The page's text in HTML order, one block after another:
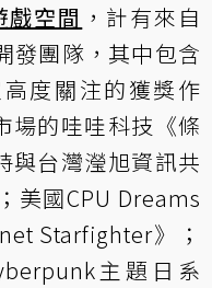
空間 ，計有來自
發團隊，其中包含
度關注的獲獎作
場的哇哇科技《條
與台灣瀅旭資訊共
美國CPU Dreams
Starfighter》；
主題日系